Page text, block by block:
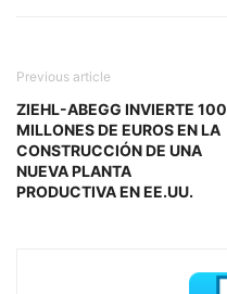
Previous article
ZIEHL-ABEGG INVIERTE 100
MILLONES DE EUROS EN LA
CONSTRUCCIÓN DE UNA
NUEVA PLANTA
PRODUCTIVA EN EE.UU.